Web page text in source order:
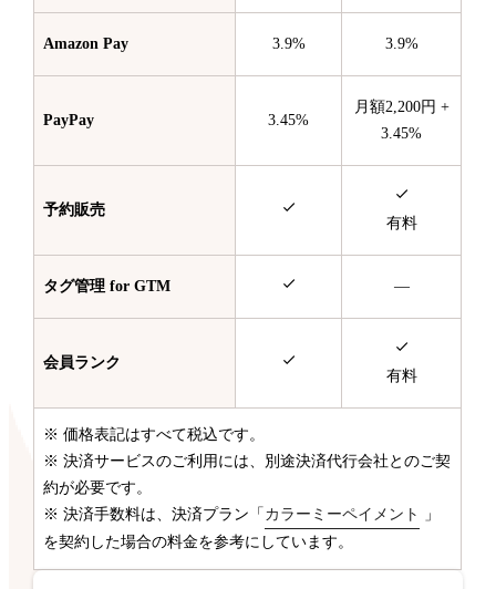
Amazon Pay 3.9% 3.9%
PayPay 3.45%
月額2,200円 +
3.45%
予約販売
有料
タグ管理 for GTM —
会員ランク
有料
※ 価格表記はすべて税込です。
※ 決済サービスのご利用には、別途決済代行会社とのご契
約が必要です。
※ 決済手数料は、決済プラン「 カラーミーペイメント
」
を契約した場合の料金を参考にしています。